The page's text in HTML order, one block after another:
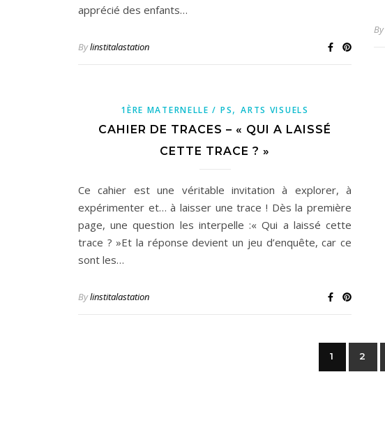
apprécié des enfants…
Bylinstitalastation
By
1ÈRE MATERNELLE / PS,ARTS VISUELS
CAHIER DE TRACES – « QUI A LAISSÉ
CETTE TRACE ? »
Ce cahier est une véritable invitation à explorer, à
expérimenter et… à laisser une trace ! Dès la première
page, une question les interpelle :« Qui a laissé cette
trace ? »Et la réponse devient un jeu d’enquête, car ce
sont les…
Bylinstitalastation
1 2